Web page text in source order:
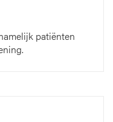
patiënten